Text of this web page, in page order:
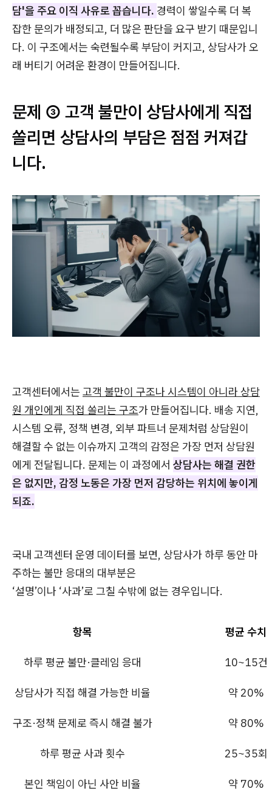
담'을 주요 이직 사유로 꼽습니다. 경력이 쌓일수록 더 복
잡한 문의가 배정되고, 더 많은 판단을 요구 받기 때문입니
다. 이 구조에서는 숙련될수록 부담이 커지고, 상담사가 오
래 버티기 어려운 환경이 만들어집니다.
문제 ③ 고객 불만이 상담사에게 직접
쏠리면 상담사의 부담은 점점 커져갑
니다.
고객센터에서는 고객 불만이 구조나 시스템이 아니라 상담
원 개인에게 직접 쏠리는 구조가 만들어집니다. 배송 지연,
시스템 오류, 정책 변경, 외부 파트너 문제처럼 상담원이
해결할 수 없는 이슈까지 고객의 감정은 가장 먼저 상담원
에게 전달됩니다. 문제는 이 과정에서 상담사는 해결 권한
은 없지만, 감정 노동은 가장 먼저 감당하는 위치에 놓이게
되죠.
국내 고객센터 운영 데이터를 보면, 상담사가 하루 동안 마
주하는 불만 응대의 대부분은
‘설명’이나 ‘사과’로 그칠 수밖에 없는 경우입니다.
항목 평균 수치
하루 평균 불만·클레임 응대 10~15건
상담사가 직접 해결 가능한 비율 약 20%
구조·정책 문제로 즉시 해결 불가 약 80%
하루 평균 사과 횟수 25~35회
본인 책임이 아닌 사안 비율 약 70%